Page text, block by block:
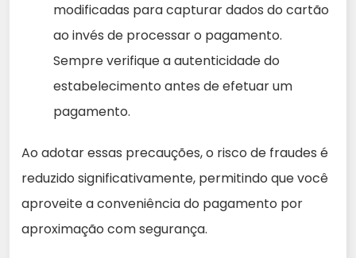
modificadas para capturar dados do cartão
ao invés de processar o pagamento.
Sempre verifique a autenticidade do
estabelecimento antes de efetuar um
pagamento.
Ao adotar essas precauções, o risco de fraudes é
reduzido significativamente, permitindo que você
aproveite a conveniência do pagamento por
aproximação com segurança.